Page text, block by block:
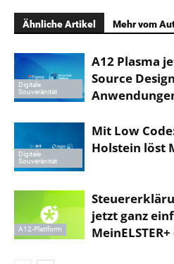
Ähnliche Artikel Mehr vom
Digitale
Souveränität
A12 Plasma
Source
Digitale
Souveränität
Mit Low
Holstein löst
A12-Plattform
jetzt ganz